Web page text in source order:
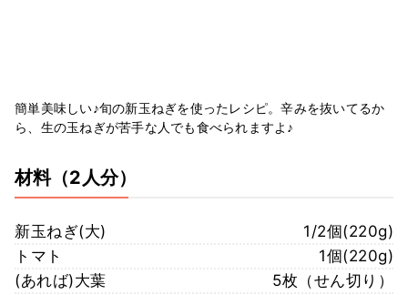
簡単美味しい♪旬の新玉ねぎを使ったレシピ。辛みを抜いてるか
ら、生の玉ねぎが苦手な人でも食べられますよ♪
材料（2人分）
新玉ねぎ(大)
1/2個(220g)
トマト
1個(220g)
(あれば)大葉
5枚（せん切り）